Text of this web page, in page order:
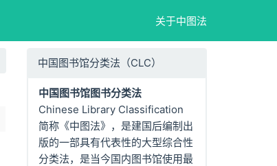
关于中图法
中国图书馆分类法（CLC）
中国图书馆图书分类法
Chinese Library Classification
简称《中图法》，是建国后编制出
版的一部具有代表性的大型综合性
分类法，是当今国内图书馆使用最